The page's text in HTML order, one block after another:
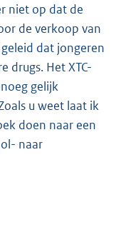
niet op dat de
de verkoop van
dat jongeren
drugs. Het XTC-
gelijk
u weet laat ik
doen naar een
naar